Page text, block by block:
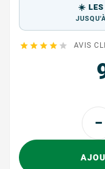
☀️ LES
     AVIS